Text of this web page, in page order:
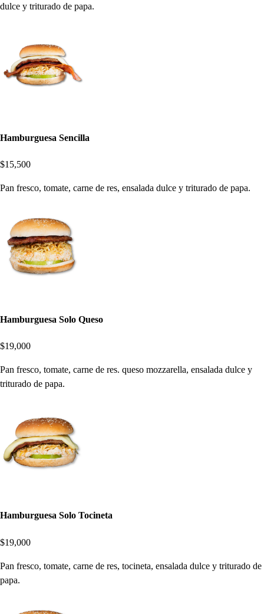
dulce y triturado de papa.
Hamburguesa Sencilla
$15,500
Pan fresco, tomate, carne de res, ensalada dulce y triturado de papa.
Hamburguesa Solo Queso
$19,000
Pan fresco, tomate, carne de res. queso mozzarella, ensalada dulce y
triturado de papa.
Hamburguesa Solo Tocineta
$19,000
Pan fresco, tomate, carne de res, tocineta, ensalada dulce y triturado de
papa.